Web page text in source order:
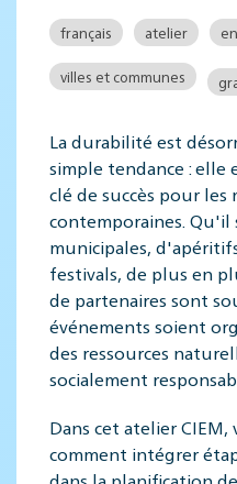
français atelier
villes et communes
La durabilité est
simple tendance :
clé de succès pour les
contemporaines. Qu'il
municipales,
festivals, de plus en
de partenaires sont
événements soient
des ressources
socialement
Dans cet atelier
comment intégrer